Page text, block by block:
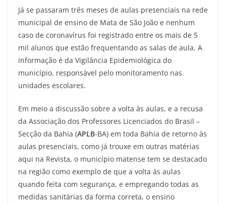
Já se passaram três meses de aulas presenciais na rede
municipal de ensino de Mata de São João e nenhum
caso de coronavírus foi registrado entre os mais de 5
mil alunos que estão frequentando as salas de aula. A
informação é da Vigilância Epidemiológica do
município, responsável pelo monitoramento nas
unidades escolares.
Em meio a discussão sobre a volta às aulas, e a recusa
da Associação dos Professores Licenciados do Brasil –
Secção da Bahia (APLB-BA) em toda Bahia de retorno às
aulas presenciais, como já trouxe em outras matérias
aqui na Revista, o município matense tem se destacado
na região como exemplo de que a volta às aulas
quando feita com segurança, e empregando todas as
medidas sanitárias da forma correta, o ensino